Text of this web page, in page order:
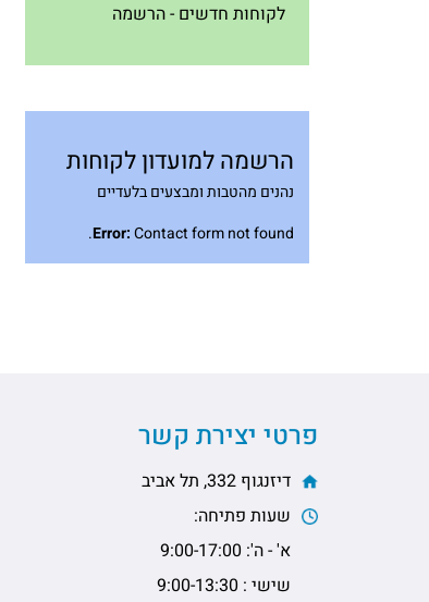
לקוחות חדשים - הרשמה
הרשמה למועדון לקוחות
נהנים מהטבות ומבצעים בלעדיים
Error:Contact form not found.
פרטי יצירת קשר
דיזנגוף 332, תל אביב
שעות פתיחה:
א' - ה': 9:00-17:00
שישי : 9:00-13:30